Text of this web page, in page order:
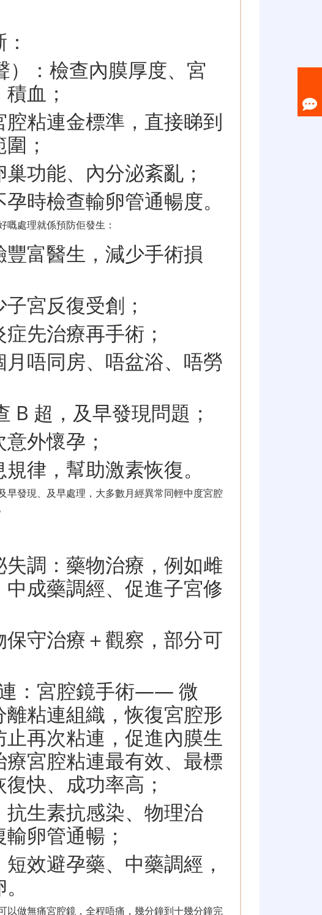
）：檢查內膜厚度、宮
血；
粘連金標準，直接睇到
；
功能、內分泌紊亂；
時檢查輸卵管通暢度。
嘅處理就係預防佢發生：
富醫生，減少手術損
宮反復受創；
先治療再手術；
唔同房、唔盆浴、唔勞
超，及早發現問題；
外懷孕；
律，幫助激素恢復。
早發現、及早處理，大多數月經異常同輕中度宮腔
調：藥物治療，例如雌
成藥調經、促進子宮修
守治療＋觀察，部分可
：宮腔鏡手術—— 微
粘連組織，恢復宮腔形
再次粘連，促進內膜生
宮腔粘連最有效、最標
快、成功率高；
生素抗感染、物理治
卵管通暢；
效避孕藥、中藥調經，
以做無痛宮腔鏡，全程唔痛，幾分鐘到十幾分鐘完